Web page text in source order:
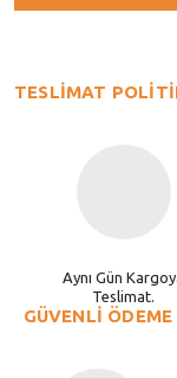
TESLİMAT
Aynı Gün
Teslimat.
GÜVENLİ ÖDEME